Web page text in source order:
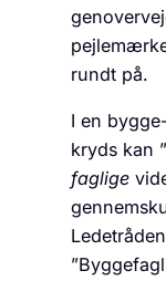
rundt på.
I en
kryds kan
faglige